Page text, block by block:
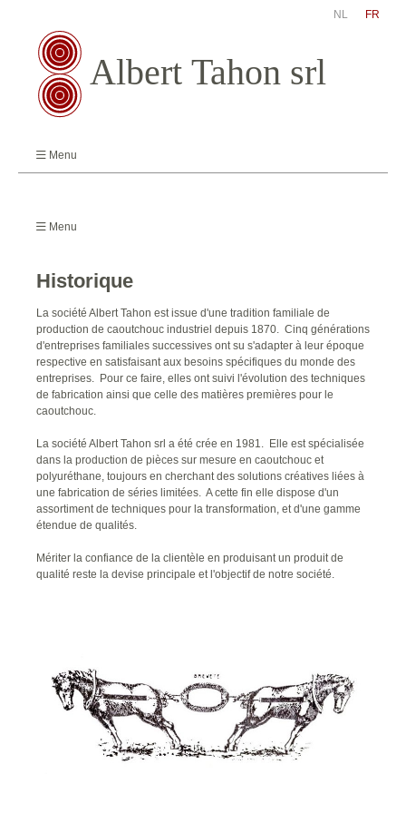
NL FR
Menu
Menu
Historique
La société Albert Tahon est issue d'une tradition familiale de
production de caoutchouc industriel depuis 1870. Cinq générations
d'entreprises familiales successives ont su s'adapter à leur époque
respective en satisfaisant aux besoins spécifiques du monde des
entreprises. Pour ce faire, elles ont suivi l'évolution des techniques
de fabrication ainsi que celle des matières premières pour le
caoutchouc.
La société Albert Tahon srl a été crée en 1981. Elle est spécialisée
dans la production de pièces sur mesure en caoutchouc et
polyuréthane, toujours en cherchant des solutions créatives liées à
une fabrication de séries limitées. A cette fin elle dispose d'un
assortiment de techniques pour la transformation, et d'une gamme
étendue de qualités.
Mériter la confiance de la clientèle en produisant un produit de
qualité reste la devise principale et l'objectif de notre société.